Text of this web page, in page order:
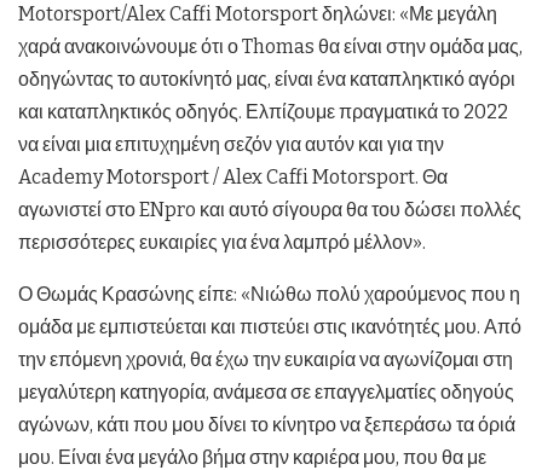
Motorsport/Alex Caffi Motorsport δηλώνει: «Με μεγάλη
χαρά ανακοινώνουμε ότι ο Thomas θα είναι στην ομάδα μας,
οδηγώντας το αυτοκίνητό μας, είναι ένα καταπληκτικό αγόρι
και καταπληκτικός οδηγός. Ελπίζουμε πραγματικά το 2022
να είναι μια επιτυχημένη σεζόν για αυτόν και για την
Academy Motorsport / Alex Caffi Motorsport. Θα
αγωνιστεί στο ENpro και αυτό σίγουρα θα του δώσει πολλές
περισσότερες ευκαιρίες για ένα λαμπρό μέλλον».
Ο Θωμάς Κρασώνης είπε: «Νιώθω πολύ χαρούμενος που η
ομάδα με εμπιστεύεται και πιστεύει στις ικανότητές μου. Από
την επόμενη χρονιά, θα έχω την ευκαιρία να αγωνίζομαι στη
μεγαλύτερη κατηγορία, ανάμεσα σε επαγγελματίες οδηγούς
αγώνων, κάτι που μου δίνει το κίνητρο να ξεπεράσω τα όριά
μου. Είναι ένα μεγάλο βήμα στην καριέρα μου, που θα με